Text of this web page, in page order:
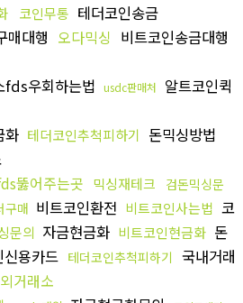
코인무통 테더코인송금
매대행 오다믹싱 비트코인송금대행
fds우회하는법 usdc판매처
알트코인퀵
화 테더코인추척피하기 돈믹싱방법
뚫어주는곳 믹싱재테크
검돈믹싱문
구매 비트코인환전 비트코인사는법 코
문의 자금현금화 비트코인현금화 돈
신용카드 테더코인추척피하기 국내거래
거래소